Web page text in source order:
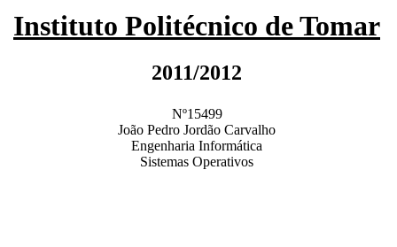
Instituto Politécnico de Tomar
2011/2012
Nº15499
João Pedro Jordão Carvalho
Engenharia Informática
Sistemas Operativos